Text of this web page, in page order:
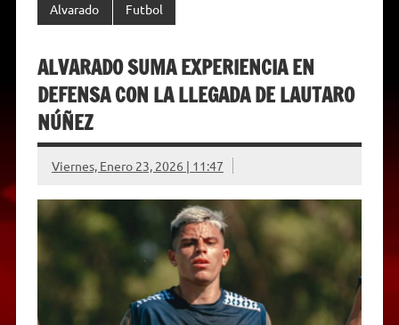
Alvarado Futbol
ALVARADO SUMA EXPERIENCIA EN
DEFENSA CON LA LLEGADA DE LAUTARO
NÚÑEZ
Viernes, Enero 23, 2026 | 11:47